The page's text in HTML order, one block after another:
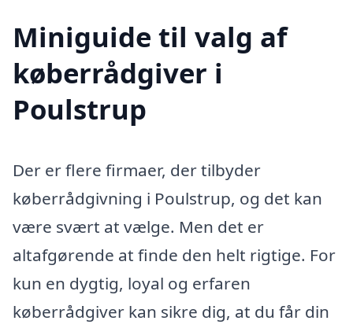
Miniguide til valg af
køberrådgiver i
Poulstrup
Der er flere firmaer, der tilbyder
køberrådgivning i Poulstrup, og det kan
være svært at vælge. Men det er
altafgørende at finde den helt rigtige. For
kun en dygtig, loyal og erfaren
køberrådgiver kan sikre dig, at du får din